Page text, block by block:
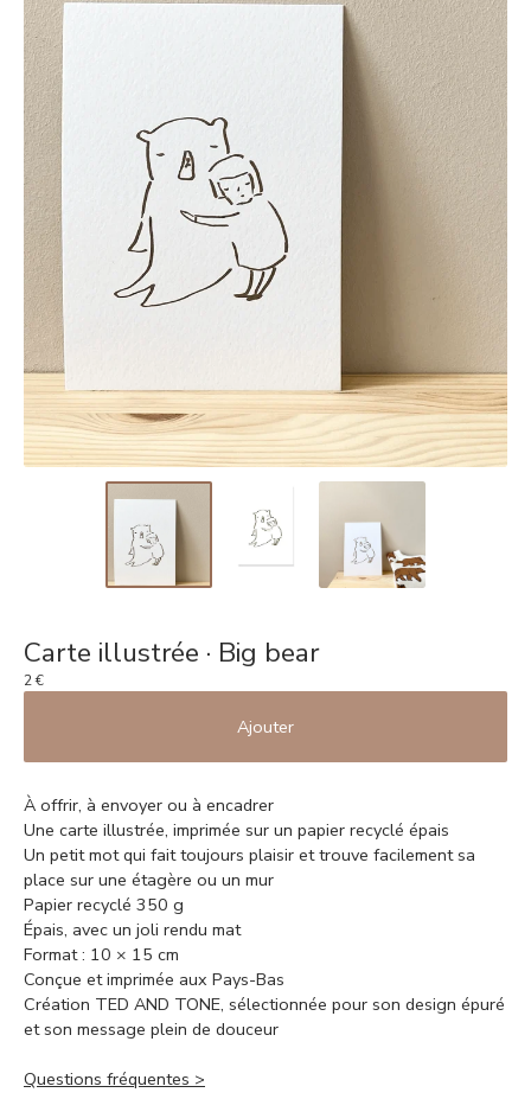
Carte illustrée · Big bear
2€
Ajouter
À offrir, à envoyer ou à encadrer
Une carte illustrée, imprimée sur un papier recyclé épais
Un petit mot qui fait toujours plaisir et trouve facilement sa
place sur une étagère ou un mur
Papier recyclé 350 g
Épais, avec un joli rendu mat
Format : 10 × 15 cm
Conçue et imprimée aux Pays-Bas
Création TED AND TONE, sélectionnée pour son design épuré
et son message plein de douceur
Questions fréquentes >